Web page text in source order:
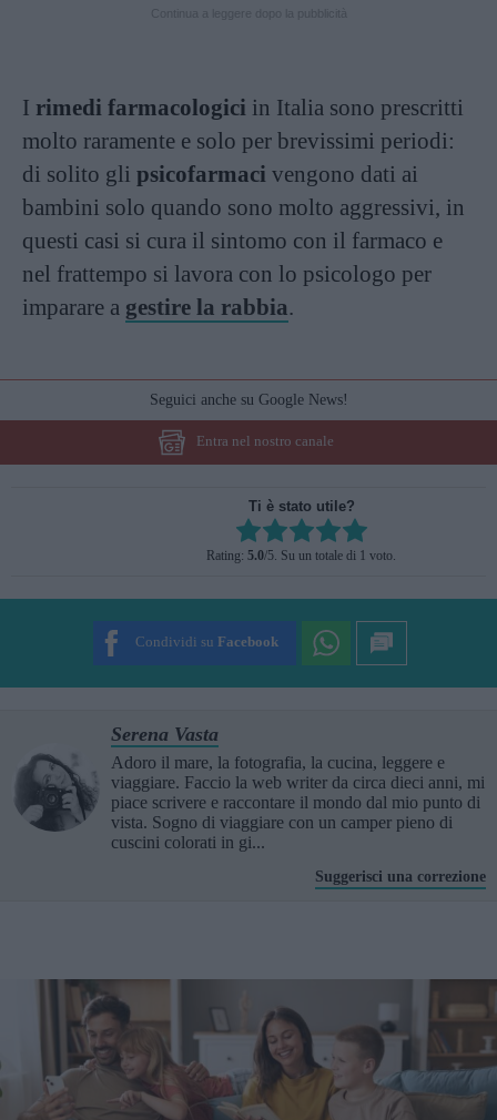
I rimedi farmacologici in Italia sono prescritti
molto raramente e solo per brevissimi periodi:
di solito gli psicofarmaci vengono dati ai
bambini solo quando sono molto aggressivi, in
questi casi si cura il sintomo con il farmaco e
nel frattempo si lavora con lo psicologo per
imparare a gestire la rabbia.
Seguici anche su Google News!
Entra nel nostro canale
Ti è stato utile?
Rate this item:
SUBMIT RATING
Rating: 5.0/5. Su un totale di 1 voto.
Condividi su Facebook
Serena Vasta
Adoro il mare, la fotografia, la cucina, leggere e
viaggiare. Faccio la web writer da circa dieci anni, mi
piace scrivere e raccontare il mondo dal mio punto di
vista. Sogno di viaggiare con un camper pieno di
cuscini colorati in gi...
Suggerisci una correzione